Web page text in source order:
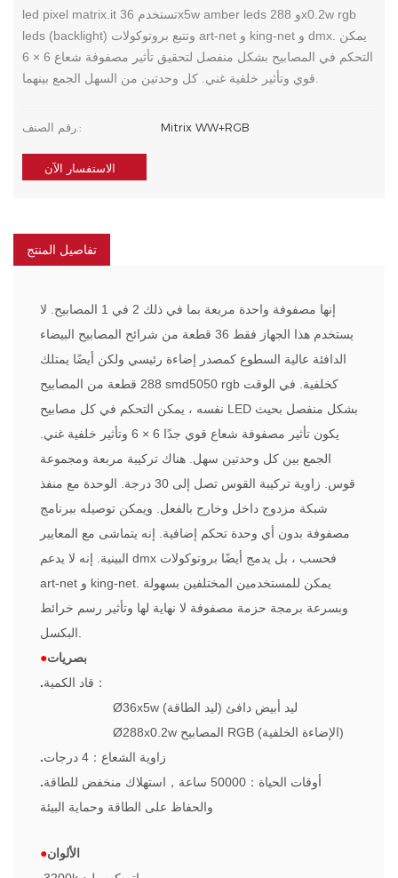
led pixel matrix.it تستخدم 36x5w amber leds و 288x0.2w rgb
leds (backlight) وتتبع بروتوكولات art-net و king-net و dmx. يمكن
التحكم في المصابيح بشكل منفصل لتحقيق تأثير مصفوفة شعاع 6 × 6
قوي وتأثير خلفية غني. كل وحدتين من السهل الجمع بينهما.
رقم الصنف.: Mitrix WW+RGB
الاستفسار الآن
تفاصيل المنتج
إنها مصفوفة واحدة مربعة بما في ذلك 2 في 1 المصابيح. لا
يستخدم هذا الجهاز فقط 36 قطعة من شرائح المصابيح البيضاء
الدافئة عالية السطوع كمصدر إضاءة رئيسي ولكن أيضًا يمتلك
288 قطعة من المصابيح smd5050 rgb كخلفية. في الوقت
نفسه ، يمكن التحكم في كل مصابيح LED بشكل منفصل بحيث
يكون تأثير مصفوفة شعاع قوي جدًا 6 × 6 وتأثير خلفية غني.
الجمع بين كل وحدتين سهل. هناك تركيبة مربعة ومجموعة
قوس. زاوية تركيبة القوس تصل إلى 30 درجة. الوحدة مع منفذ
شبكة مزدوج داخل وخارج بالفعل. ويمكن توصيله ببرنامج
مصفوفة بدون أي وحدة تحكم إضافية. إنه يتماشى مع المعايير
البينية. إنه لا يدعم dmx فحسب ، بل يدمج أيضًا بروتوكولات
art-net و king-net. يمكن للمستخدمين المختلفين بسهولة
وبسرعة برمجة حزمة مصفوفة لا نهاية لها وتأثير رسم خرائط
البكسل.
●بصريات
.قاد الكمية ：
Ø
36x5w ليد أبيض دافئ (ليد الطاقة)
Ø
288x0.2w المصابيح RGB (الإضاءة الخلفية)
.
زاوية الشعاع ： 4 درجات
.
أوقات الحياة ： 50000 ساعة ， استهلاك منخفض للطاقة
والحفاظ على الطاقة وحماية البيئة
●الألوان